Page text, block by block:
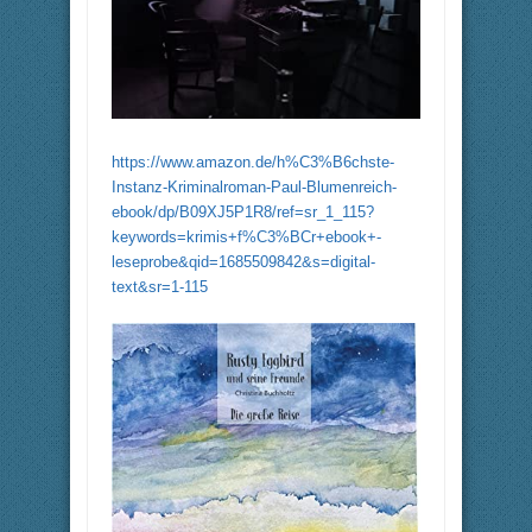
https://www.amazon.de/h%C3%B6chste-
Instanz-Kriminalroman-Paul-Blumenreich-
ebook/dp/B09XJ5P1R8/ref=sr_1_115?
keywords=krimis+f%C3%BCr+ebook+-
leseprobe&qid=1685509842&s=digital-
text&sr=1-115